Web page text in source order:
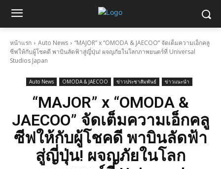
หน้าแรก Auto News
“MAJOR” x “OMODA & JAECOO” จัดเต็มความเอ็กคลู
ซีฟให้กับผู้โชคดี พาบินลัดฟ้าสู่ญี่ปุ่น! ผจญภัยในโลกภาพยนตร์ที่ Universal
Studios Japan
Auto News OMODA & JAECOO ข่าวประชาสัมพันธ์ ข่าวแนะนำ
“MAJOR” x “OMODA &
JAECOO” จัดเต็มความเอ็กคลู
ซีฟให้กับผู้โชคดี พาบินลัดฟ้า
สู่ญี่ปุ่น! ผจญภัยในโลก